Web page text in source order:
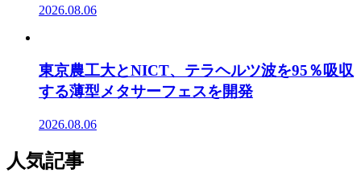
2026.08.06
東京農工大とNICT、テラヘルツ波を95％吸収
する薄型メタサーフェスを開発
2026.08.06
人気記事